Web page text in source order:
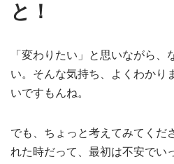
と！
「変わりたい」と思いながら
い。そんな気持ち、よくわかり
いですもんね。
でも、ちょっと考えてみてくだ
れた時だって、最初は不安でい